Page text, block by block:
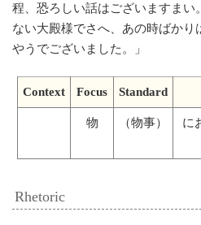
程、恐ろしい話はございますまい
ない大殿様でさへ、あの時ばかり
やうでございました。
」
Context Focus Standard
物 （物事）
に
Rhetoric